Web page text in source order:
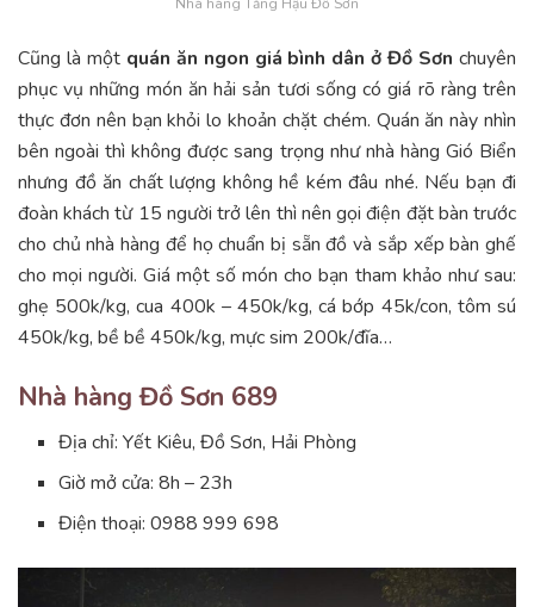
Cũng là một quán ăn ngon giá bình dân ở Đồ Sơn chuyên
phục vụ những món ăn hải sản tươi sống có giá rõ ràng trên
thực đơn nên bạn khỏi lo khoản chặt chém. Quán ăn này nhìn
bên ngoài thì không được sang trọng như nhà hàng Gió Biển
nhưng đồ ăn chất lượng không hề kém đâu nhé. Nếu bạn đi
đoàn khách từ 15 người trở lên thì nên gọi điện đặt bàn trước
cho chủ nhà hàng để họ chuẩn bị sẵn đồ và sắp xếp bàn ghế
cho mọi người. Giá một số món cho bạn tham khảo như sau:
ghẹ 500k/kg, cua 400k – 450k/kg, cá bớp 45k/con, tôm sú
450k/kg, bề bề 450k/kg, mực sim 200k/đĩa…
Nhà hàng Đồ Sơn 689
Địa chỉ: Yết Kiêu, Đồ Sơn, Hải Phòng
Giờ mở cửa: 8h – 23h
Điện thoại: 0988 999 698